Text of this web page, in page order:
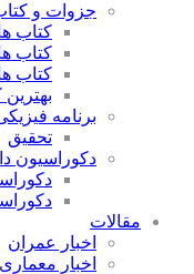
جزوات و
کتاب
کتاب
کتاب
برنامه
تحقیق
دکوراسیون
مقالات
اخبار عمران
اخبار معماری